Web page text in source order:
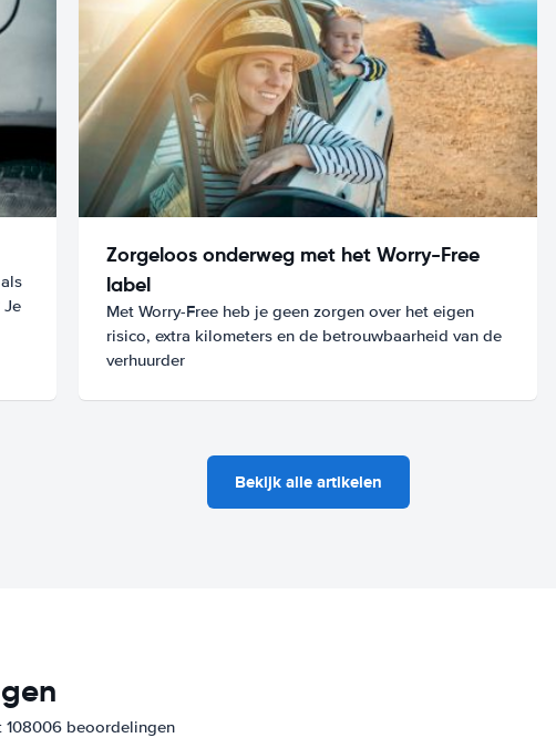
Je
Zorgeloos onderweg met het Worry-Free
label
Met Worry-Free heb je geen zorgen over het eigen
risico, extra kilometers en de betrouwbaarheid van de
verhuurder
Bekijk alle artikelen
108006 beoordelingen